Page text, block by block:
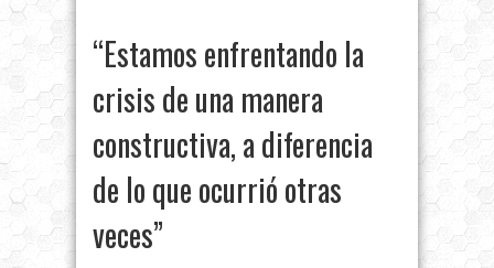
“Estamos enfrentando la
crisis de una manera
constructiva, a diferencia
de lo que ocurrió otras
veces”